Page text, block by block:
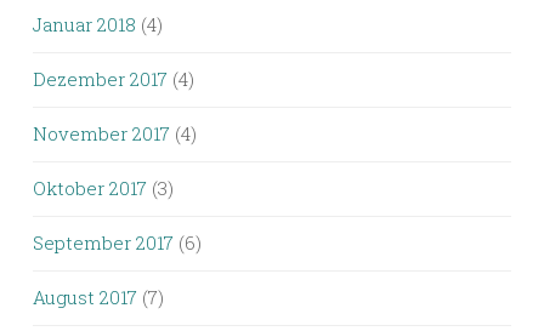
Januar 2018 (4)
Dezember 2017 (4)
November 2017 (4)
Oktober 2017 (3)
September 2017 (6)
August 2017 (7)